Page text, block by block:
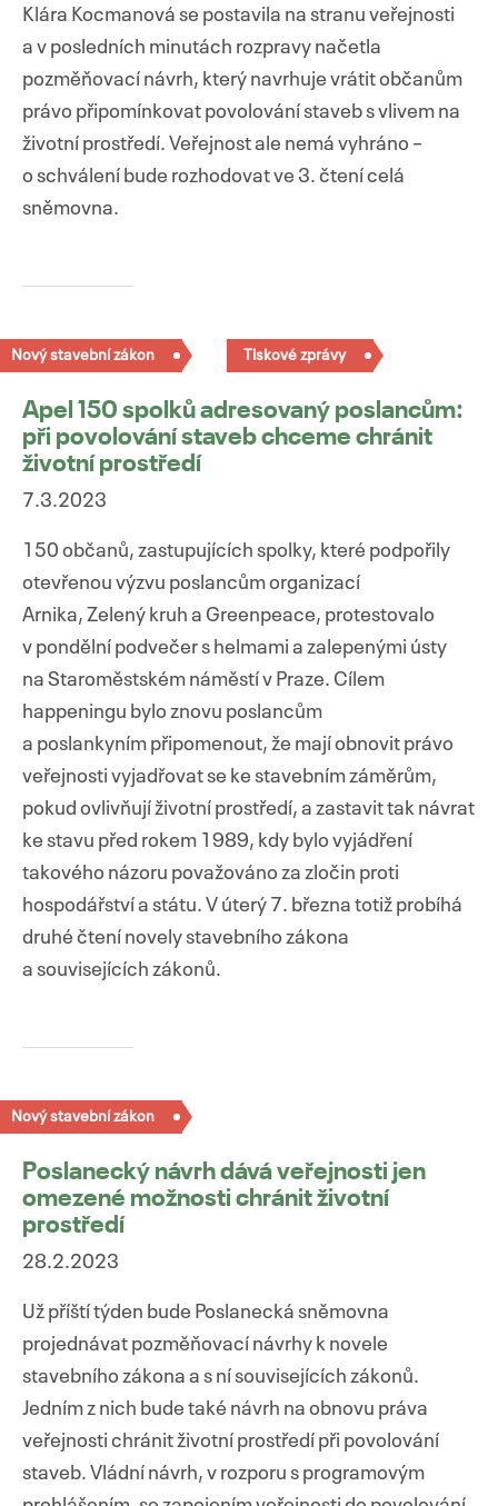
Klára Kocmanová se postavila na stranu veřejnosti
a v posledních minutách rozpravy načetla
pozměňovací návrh, který navrhuje vrátit občanům
právo připomínkovat povolování staveb s vlivem na
životní prostředí. Veřejnost ale nemá vyhráno –
o schválení bude rozhodovat ve 3. čtení celá
sněmovna.
Nový stavební zákon Tiskové zprávy
Apel 150 spolků adresovaný poslancům:
při povolování staveb chceme chránit
životní prostředí
7.3.2023
150 občanů, zastupujících spolky, které podpořily
otevřenou výzvu poslancům organizací
Arnika, Zelený kruh a Greenpeace, protestovalo
v pondělní podvečer s helmami a zalepenými ústy
na Staroměstském náměstí v Praze. Cílem
happeningu bylo znovu poslancům
a poslankyním připomenout, že mají obnovit právo
veřejnosti vyjadřovat se ke stavebním záměrům,
pokud ovlivňují životní prostředí, a zastavit tak návrat
ke stavu před rokem 1989, kdy bylo vyjádření
takového názoru považováno za zločin proti
hospodářství a státu. V úterý 7. března totiž probíhá
druhé čtení novely stavebního zákona
a souvisejících zákonů.
Nový stavební zákon
Poslanecký návrh dává veřejnosti jen
omezené možnosti chránit životní
prostředí
28.2.2023
Už příští týden bude Poslanecká sněmovna
projednávat pozměňovací návrhy k novele
stavebního zákona a s ní souvisejících zákonů.
Jedním z nich bude také návrh na obnovu práva
veřejnosti chránit životní prostředí při povolování
staveb. Vládní návrh, v rozporu s programovým